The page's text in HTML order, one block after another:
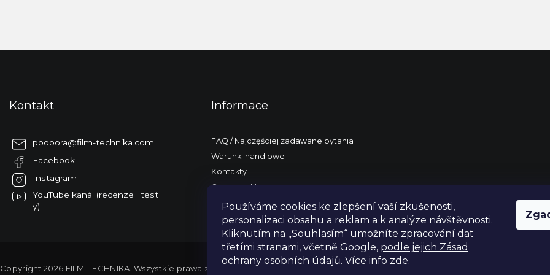
Používáme cookies ke zlepšení vaší zkušenosti,
personalizaci obsahu a reklam a k analýze návštěvnosti.
Kliknutím na „Souhlasím“ umožníte zpracování dat
třetími stranami, včetně Google, podle jejich Zásad
ochrany osobních údajů. Více info zde.
Kontakt
podpora@film-technika.com
Facebook
Instagram
YouTube kanál (recenze i test
y)
Informace
FAQ / Najczęściej zadawane pytania
Warunki handlowe
Kontakty
Opinie o sklepie
Dostarczamy do Polski
Copyright 2026 FILM-TECHNIKA . Wszystkie prawa zastrzeżone.